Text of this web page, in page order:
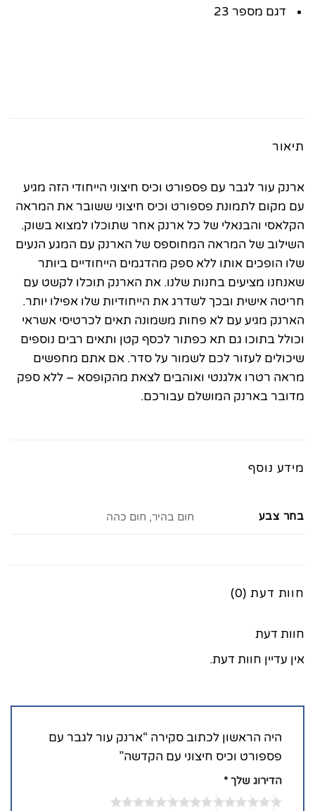
דגם מספר 23
תיאור
ארנק עור לגבר עם פספורט וכיס חיצוני הייחודי הזה מגיע
עם מקום לתמונת פספורט וכיס חיצוני ששובר את המראה
הקלאסי והבנאלי של כל ארנק אחר שתוכלו למצוא בשוק.
השילוב של המראה המחוספס של הארנק עם המגע הנעים
שלו הופכים אותו ללא ספק מהדגמים הייחודיים ביותר
שאנחנו מציעים בחנות שלנו. את הארנק תוכלו לקשט עם
חריטה אישית ובכך לשדרג את הייחודיות שלו אפילו יותר.
הארנק מגיע עם לא פחות משמונה תאים לכרטיסי אשראי
וכולל בתוכו גם תא כפתור לכסף קטן ותאים רבים נוספים
שיכולים לעזור לכם לשמור על סדר. אם אתם מחפשים
מראה רטרו אלגנטי ואוהבים לצאת מהקופסא – ללא ספק
מדובר בארנק המושלם עבורכם.
מידע נוסף
בחר צבע חום בהיר, חום כהה
חוות דעת (0)
חוות דעת
אין עדיין חוות דעת.
היה הראשון לכתוב סקירה “ארנק עור לגבר עם
פספורט וכיס חיצוני עם הקדשה”
הדירוג שלך *